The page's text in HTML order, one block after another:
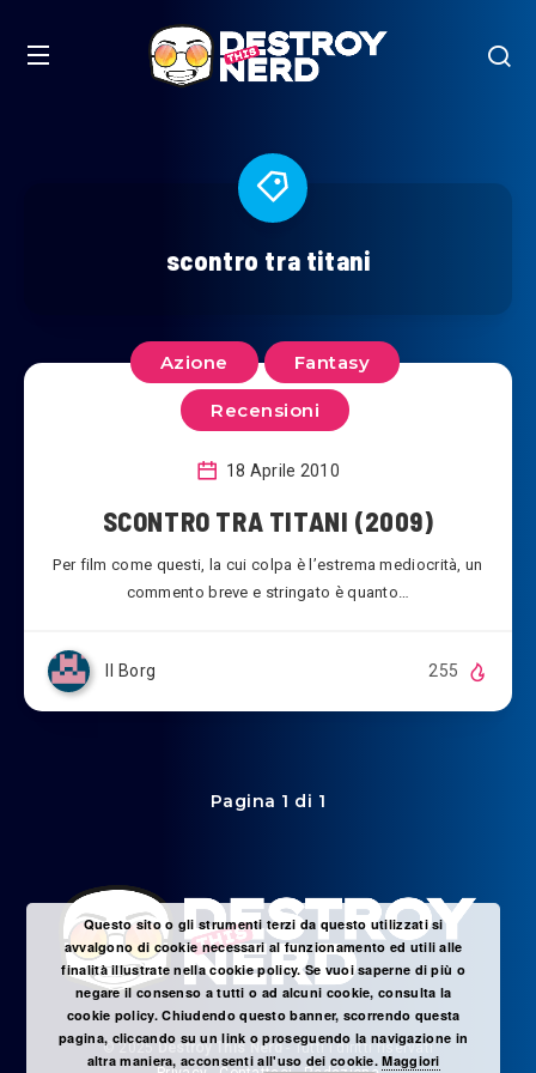
scontro tra titani
Azione Fantasy
Recensioni
18 Aprile 2010
SCONTRO TRA TITANI (2009)
Per film come questi, la cui colpa è l’estrema mediocrità, un
commento breve e stringato è quanto…
Il Borg 255
Pagina 1 di 1
© 2025 Destroy This Nerd- Tutti i diritti riservati
Questo sito o gli strumenti terzi da questo utilizzati si
avvalgono di cookie necessari al funzionamento ed utili alle
finalità illustrate nella cookie policy. Se vuoi saperne di più o
negare il consenso a tutti o ad alcuni cookie, consulta la
cookie policy. Chiudendo questo banner, scorrendo questa
pagina, cliccando su un link o proseguendo la navigazione in
altra maniera, acconsenti all'uso dei cookie.Maggiori